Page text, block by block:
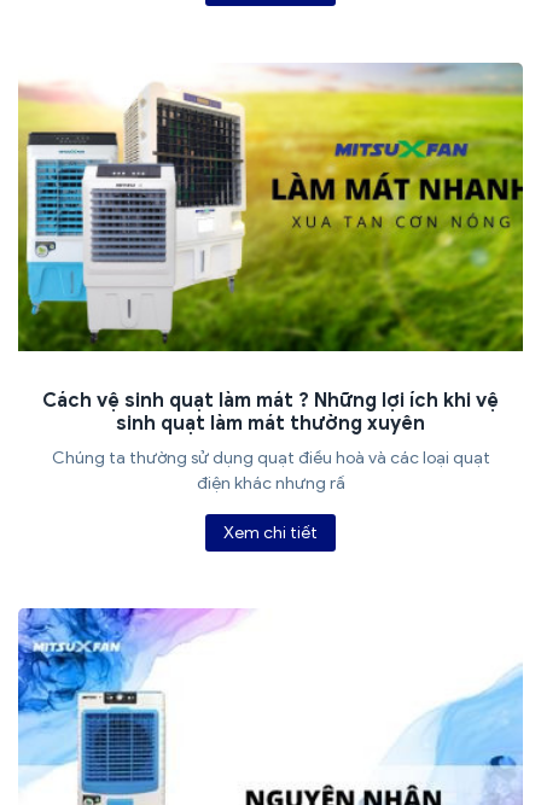
Cách vệ sinh quạt làm mát ? Những lợi ích khi vệ
sinh quạt làm mát thường xuyên
Chúng ta thường sử dụng quạt điều hoà và các loại quạt
điện khác nhưng rấ
Xem chi tiết